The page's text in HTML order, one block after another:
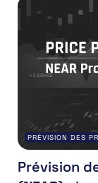
PRÉVISION DES
Prévision